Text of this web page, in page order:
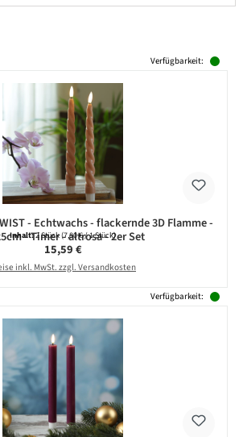
Verfügbarkeit:
- Echtwachs - flackernde 3D Flamme -
- Timer - altrosa - 2er Set
Inhalt:2 Stück(7,80 € / 1 Stück)
Regulärer Preis:
15,59 €
inkl. MwSt. zzgl. Versandkosten
Verfügbarkeit: